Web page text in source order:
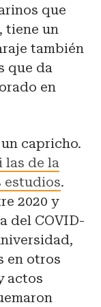
que
tiene un
también
que da
en
capricho.
las de la
estudios.
2020 y
del COVID-
en otros
actos